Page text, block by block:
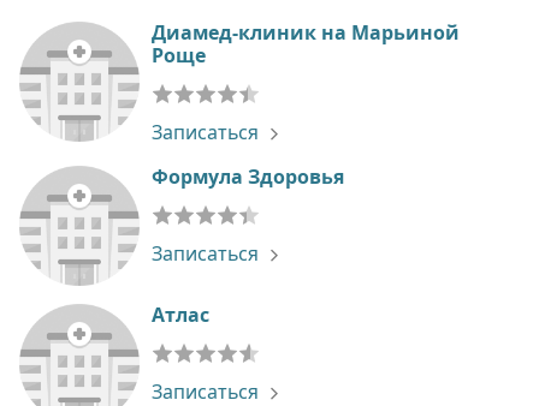
Диамед-клиник на Марьиной
Роще
Записаться
Формула Здоровья
Записаться
Атлас
Записаться